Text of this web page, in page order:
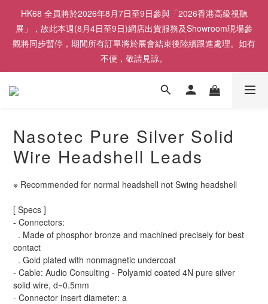
HK68 全員將於2026年8月7日至9日參與「2026香港高級視聽
展」，故此本週(8月4日至9日)網店出貨服務及Showroom現場參
觀將同步暫停，期間所有訂單將於展會結束後陸續跟進處理。如有
不便，敬請見諒。
Nasotec Pure Silver Solid
Wire Headshell Leads
※ Recommended for normal headshell not Swing headshell
[ Specs ]
- Connectors:
contact
  . Gold plated with nonmagnetic undercoat
- Cable: Audio Consulting - Polyamid coated 4N pure silver
solid wire, d=0.5mm
- Connector insert diameter: a